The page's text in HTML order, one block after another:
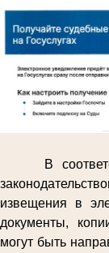
В
извещения в
документы,
могут быть